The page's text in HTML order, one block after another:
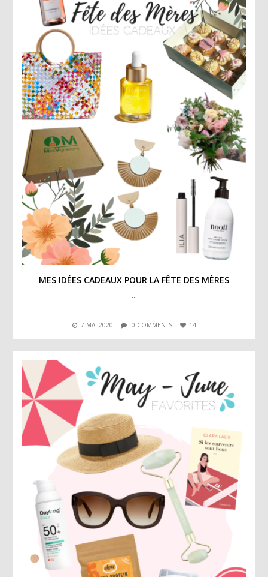
MES IDÉES CADEAUX POUR LA FÊTE DES MÈRES
…
7 MAI 2020 0 COMMENTS 14